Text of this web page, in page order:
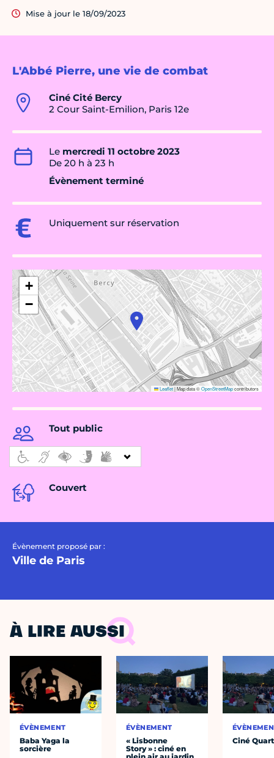
L'Abbé Pierre, une vie de combat
Ciné Cité Bercy
2 Cour Saint-Emilion, Paris 12e
Le mercredi 11 octobre 2023
De 20 h à 23 h
Évènement terminé
Uniquement sur réservation
+
−
Leaflet|Map data ©OpenStreetMapcontributors
Tout public
Couvert
Évènement proposé par :
Ville de Paris
Mise à jour le 18/09/2023
À LIRE AUSSI
ÉVÈNEMENT
Baba Yaga la
sorcière
ÉVÈNEMENT
« Lisbonne
Story » : ciné en
Ciné